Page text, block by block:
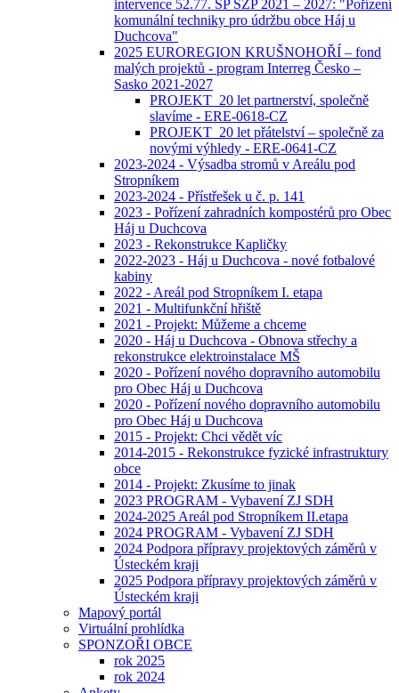
intervence 52.77. SP SZP 2021 – 2027: "Pořízení
komunální techniky pro údržbu obce Háj u
Duchcova"
2025 EUROREGION KRUŠNOHOŘÍ – fond
malých projektů - program Interreg Česko –
Sasko 2021-2027
PROJEKT_20 let partnerství, společně
slavíme - ERE-0618-CZ
PROJEKT_20 let přátelství – společně za
novými výhledy - ERE-0641-CZ
2023-2024 - Výsadba stromů v Areálu pod
Stropníkem
2023-2024 - Přístřešek u č. p. 141
2023 - Pořízení zahradních kompostérů pro Obec
Háj u Duchcova
2023 - Rekonstrukce Kapličky
2022-2023 - Háj u Duchcova - nové fotbalové
kabiny
2022 - Areál pod Stropníkem I. etapa
2021 - Multifunkční hřiště
2021 - Projekt: Můžeme a chceme
2020 - Háj u Duchcova - Obnova střechy a
rekonstrukce elektroinstalace MŠ
2020 - Pořízení nového dopravního automobilu
pro Obec Háj u Duchcova
2020 - Pořízení nového dopravního automobilu
pro Obec Háj u Duchcova
2015 - Projekt: Chci vědět víc
2014-2015 - Rekonstrukce fyzické infrastruktury
obce
2014 - Projekt: Zkusíme to jinak
2023 PROGRAM - Vybavení ZJ SDH
2024-2025 Areál pod Stropníkem II.etapa
2024 PROGRAM - Vybavení ZJ SDH
2024 Podpora přípravy projektových záměrů v
Ústeckém kraji
2025 Podpora přípravy projektových záměrů v
Ústeckém kraji
Mapový portál
Virtuální prohlídka
SPONZOŘI OBCE
rok 2025
rok 2024